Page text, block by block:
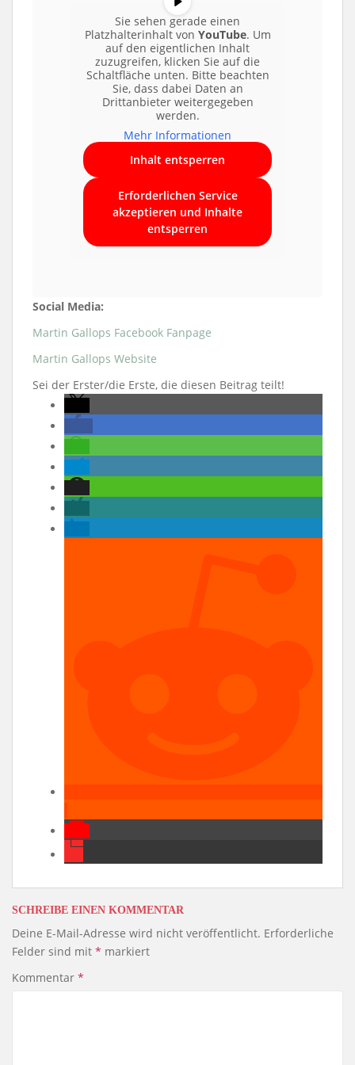
Martin Gallop & Band
Sie sehen gerade einen
Platzhalterinhalt von YouTube. Um
auf den eigentlichen Inhalt
zuzugreifen, klicken Sie auf die
Schaltfläche unten. Bitte beachten
Sie, dass dabei Daten an
Drittanbieter weitergegeben
werden.
Mehr Informationen
Inhalt entsperren
Erforderlichen Service
akzeptieren und Inhalte
entsperren
Social Media:
Martin Gallops Facebook Fanpage
Martin Gallops Website
Sei der Erster/die Erste, die diesen Beitrag teilt!
SCHREIBE EINEN KOMMENTAR
Deine E-Mail-Adresse wird nicht veröffentlicht. Erforderliche
Felder sind mit * markiert
Kommentar *